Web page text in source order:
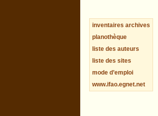
inventaires archives
planothèque
liste des auteurs
liste des sites
mode d’emploi
www.ifao.egnet.net